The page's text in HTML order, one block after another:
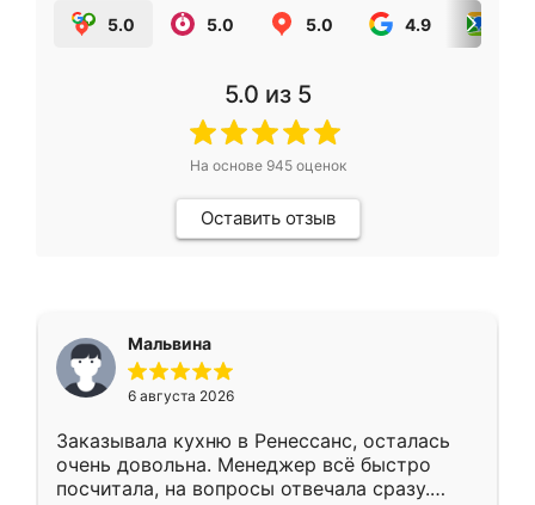
5.0 5.0 5.0 4.9
5.0 из 5
На основе 945оценок
Оставить отзыв
Мальвина
6 августа 2026
Заказывала кухню в Ренессанс, осталась
очень довольна. Менеджер всё быстро
посчитала, на вопросы отвечала сразу.